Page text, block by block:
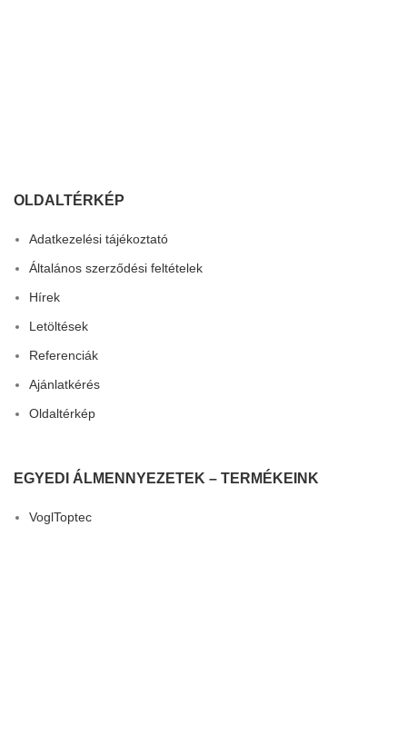
OLDALTÉRKÉP
Adatkezelési tájékoztató
Általános szerződési feltételek
Hírek
Letöltések
Referenciák
Ajánlatkérés
Oldaltérkép
EGYEDI ÁLMENNYEZETEK – TERMÉKEINK
VoglToptec